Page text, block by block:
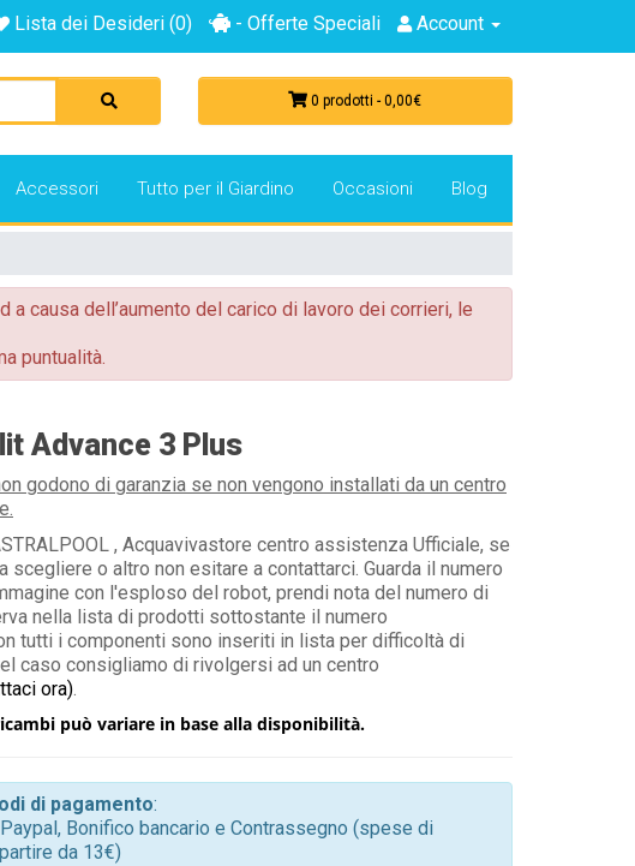
Lista dei Desideri (0) - Offerte Speciali Account
0 prodotti - 0,00€
Accessori Tutto per il Giardino Occasioni Blog
causa dell’aumento del carico di lavoro dei corrieri, le
puntualità.
Advance 3 Plus
godono di garanzia se non vengono installati da un centro
, Acquavivastore centro assistenza Ufficiale, se
scegliere o altro non esitare a contattarci. Guarda il numero
con l'esploso del robot, prendi nota del numero di
nella lista di prodotti sottostante il numero
tutti i componenti sono inseriti in lista per difficoltà di
caso consigliamo di rivolgersi ad un centro
ora).
può variare in base alla disponibilità.
di pagamento:
Bonifico bancario e Contrassegno (spese di
da 13€)